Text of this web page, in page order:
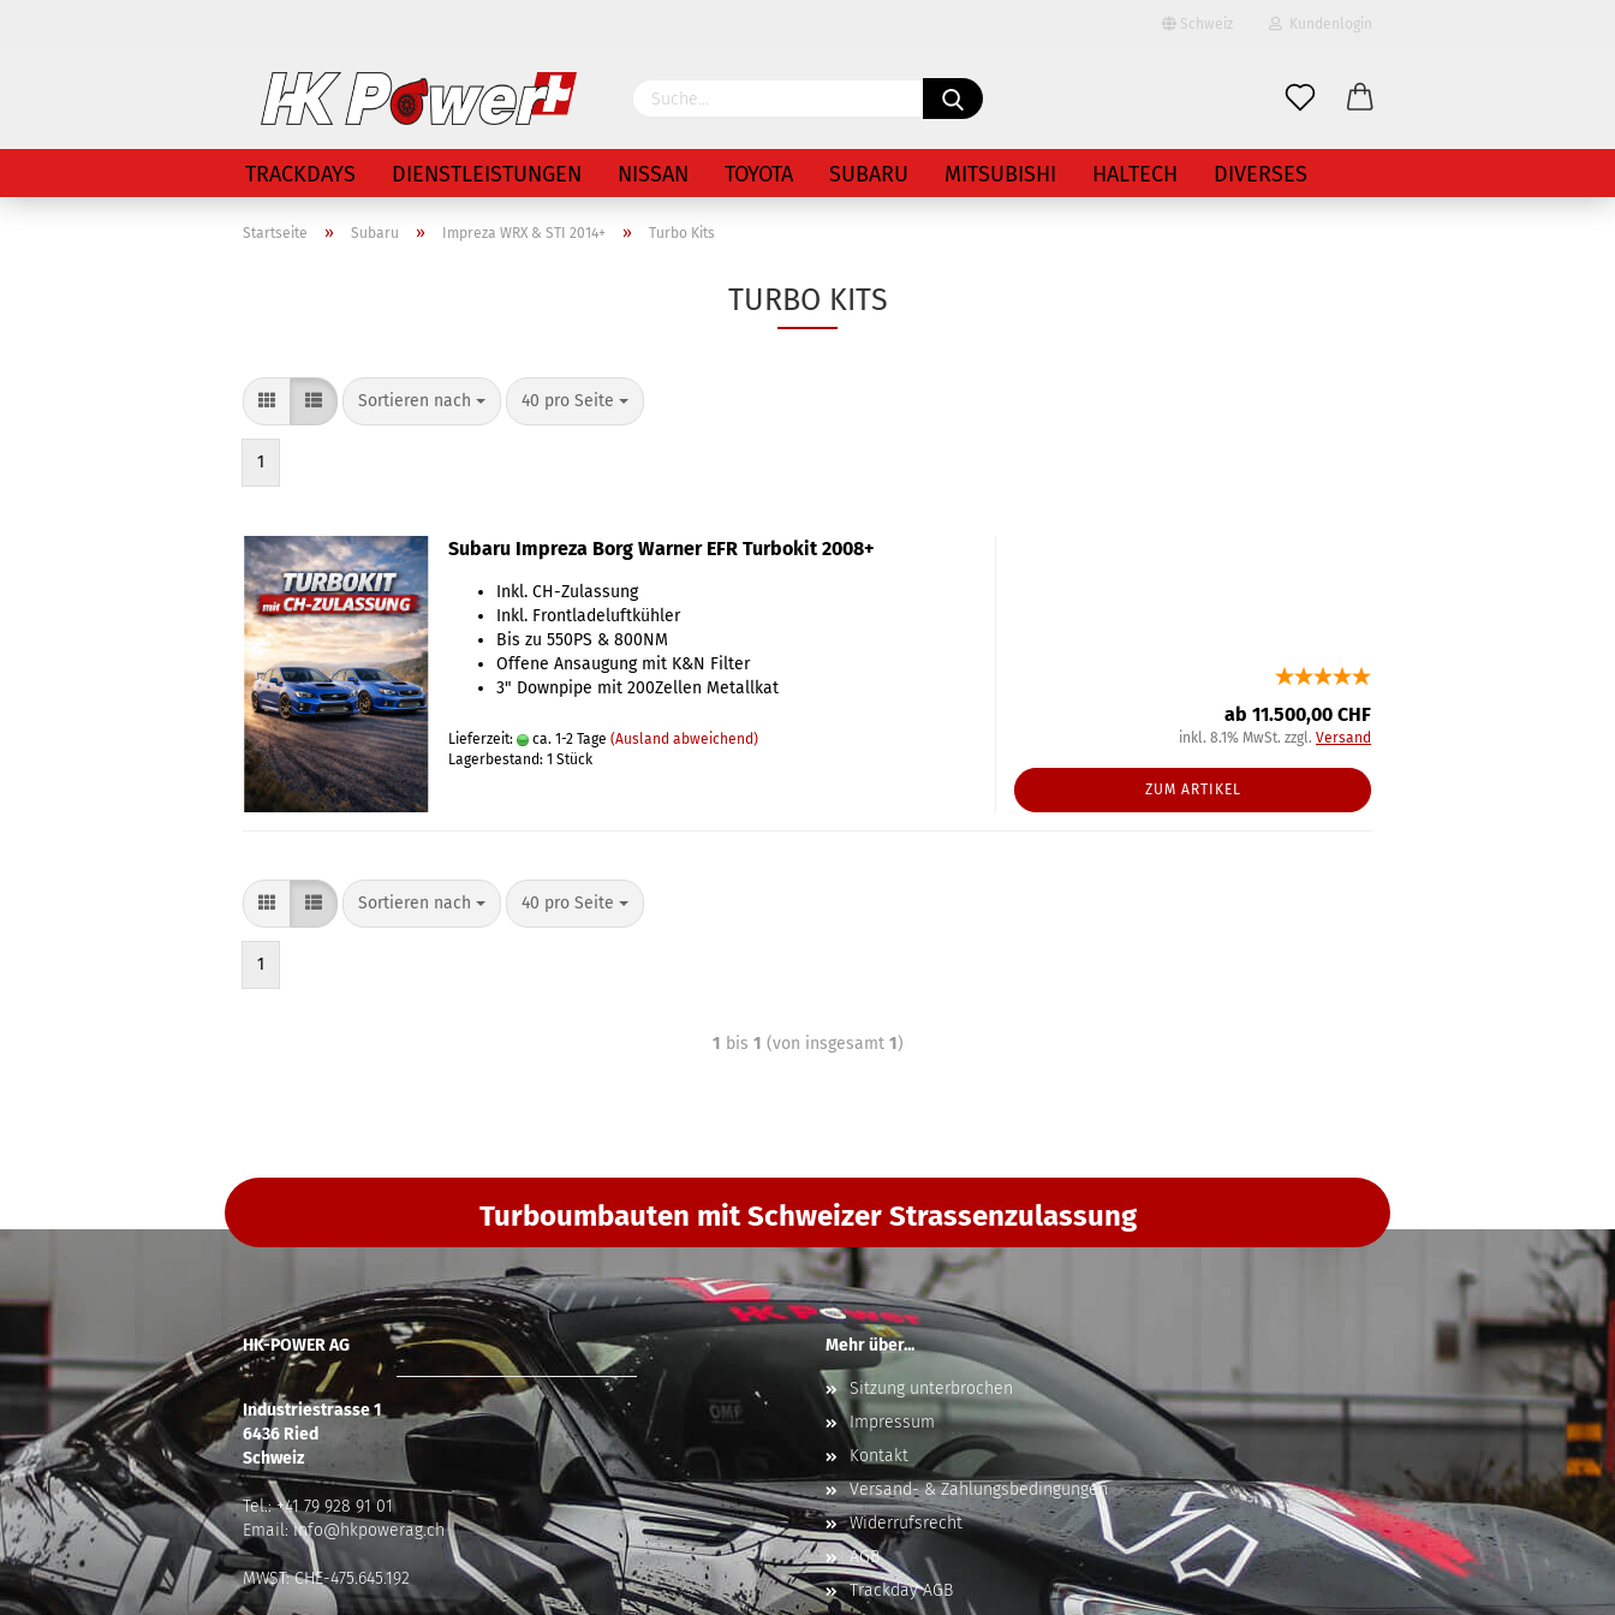
Schweiz
Lieferland
Kundenlogin
TRACKDAYS DIENSTLEISTUNGEN NISSAN TOYOTA SUBARU MITSUBISHI HALTECH DIVERSES
Startseite » Subaru » Impreza WRX & STI 2014+ » Turbo Kits
TURBO KITS
Sortieren nach 40 pro Seite
1
Subaru Impreza Borg Warner EFR Turbokit 2008+
Inkl. CH-Zulassung
Inkl. Frontladeluftkühler
Bis zu 550PS & 800NM
Offene Ansaugung mit K&N Filter
3" Downpipe mit 200Zellen Metallkat
Lieferzeit: ca. 1-2 Tage (Ausland abweichend)
Lagerbestand: 1 Stück
ab 11.500,00 CHF
inkl. 8.1% MwSt. zzgl. Versand
ZUM ARTIKEL
Sortieren nach 40 pro Seite
1
1 bis 1 (von insgesamt 1)
Turboumbauten mit Schweizer Strassenzulassung
HK-POWER AG
Industriestrasse 1
6436 Ried
Schweiz
Tel.:+41 79 928 91 01
Email:info@hkpowerag.ch
MWST: CHE-475.645.192
Mehr über...
Sitzung unterbrochen
Impressum
Kontakt
Versand- & Zahlungsbedingungen
Widerrufsrecht
AGB
Trackday AGB